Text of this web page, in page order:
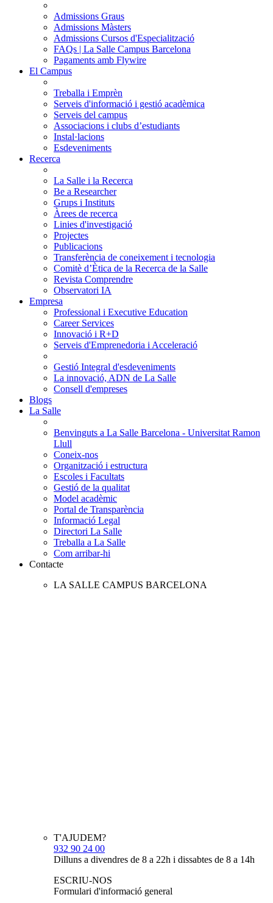
Admissions Graus
Admissions Màsters
Admissions Cursos d'Especialització
FAQs | La Salle Campus Barcelona
Pagaments amb Flywire
El Campus
Treballa i Emprèn
Serveis d'informació i gestió acadèmica
Serveis del campus
Associacions i clubs d’estudiants
Instal·lacions
Esdeveniments
Recerca
La Salle i la Recerca
Be a Researcher
Grups i Instituts
Àrees de recerca
Linies d'investigació
Projectes
Publicacions
Transferència de coneixement i tecnologia
Comitè d’Ètica de la Recerca de la Salle
Revista Comprendre
Observatori IA
Empresa
Professional i Executive Education
Career Services
Innovació i R+D
Serveis d'Emprenedoria i Acceleració
Gestió Integral d'esdeveniments
La innovació, ADN de La Salle
Consell d'empreses
Blogs
La Salle
Benvinguts a La Salle Barcelona - Universitat Ramon
Llull
Coneix-nos
Organització i estructura
Escoles i Facultats
Gestió de la qualitat
Model acadèmic
Portal de Transparència
Informació Legal
Directori La Salle
Treballa a La Salle
Com arribar-hi
Contacte
LA SALLE CAMPUS BARCELONA
T'AJUDEM?
932 90 24 00
Dilluns a divendres de 8 a 22h i dissabtes de 8 a 14h
ESCRIU-NOS
Formulari d'informació general